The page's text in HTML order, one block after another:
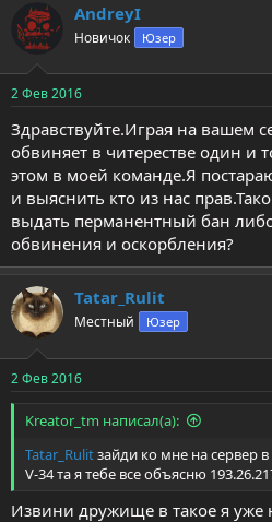
AndreyI
Новичок Юзер
2 Фев 2016
Здравствуйте.Играя на вашем
обвиняет в читерестве один и
этом в моей команде.Я
и выяснить кто из нас
выдать перманентный бан
обвинения и оскорбления?
Tatar_Rulit
Местный Юзер
2 Фев 2016
Kreator_tm написал(а):
Tatar_Rulitзайди ко мне на сервер
V-34 та я тебе все объясню
Извини дружище в такое я уже